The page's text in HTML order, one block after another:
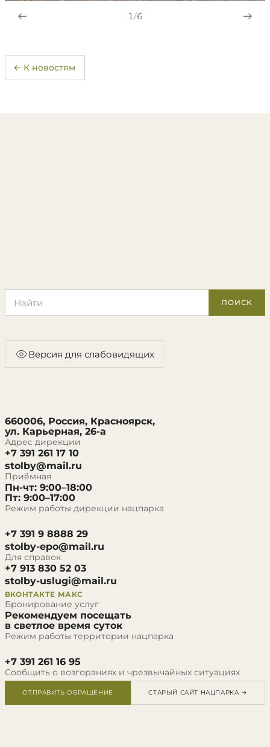
1/6
← К новостям
ПОИСК
Версия для слабовидящих
660006, Россия, Красноярск,
ул. Карьерная, 26-а
Адрес дирекции
+7 391 261 17 10
stolby@mail.ru
Приёмная
Пн-чт: 9:00–18:00
Пт: 9:00–17:00
Режим работы дирекции нацпарка
+7 391 9 8888 29
stolby-epo@mail.ru
Для справок
+7 913 830 52 03
stolby-uslugi@mail.ru
ВКОНТАКТЕ МАКС
Бронирование услуг
Рекомендуем посещать
в светлое время суток
Режим работы территории нацпарка
+7 391 261 16 95
Сообщить о возгораниях и чрезвычайных ситуациях
ОТПРАВИТЬ ОБРАЩЕНИЕ СТАРЫЙ САЙТ НАЦПАРКА →